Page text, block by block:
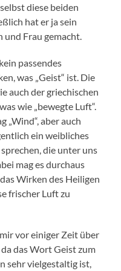
diese beiden
hat er ja sein
und Frau gemacht.
passendes
was „Geist“ ist. Die
auch der griechischen
wie „bewegte Luft“.
„Wind“, aber auch
ein weibliches
die unter uns
mag es durchaus
Wirken des Heiligen
frischer Luft zu
vor einiger Zeit über
das Wort Geist zum
sehr vielgestaltig ist,